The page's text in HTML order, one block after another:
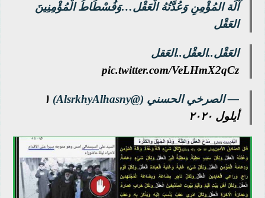
آلَة المُؤْمِنِ وَعُدَّتُهُ الْعَقْل…وَفُسْطَاطُ الْمُؤْمِنِينَ
العَقْل
العَقْل..العقْل..العَقل
pic.twitter.com/VeLHmX2qCz
— الصرخي الحسني (@AlsrkhyAlhasny)
١
أيلول ٢٠٢٠